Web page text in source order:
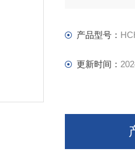
产品型号：
更新时间：